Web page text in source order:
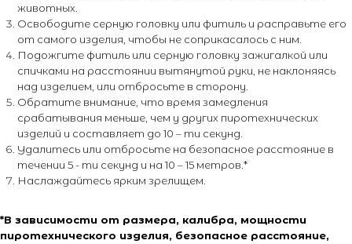
животных.
Освободите серную головку или фитиль и расправьте его
от самого изделия, чтобы не соприкасалось с ним.
Подожгите фитиль или серную головку зажигалкой или
спичками на расстоянии вытянутой руки, не наклоняясь
над изделием, или отбросьте в сторону.
Обратите внимание, что время замедления
срабатывания меньше, чем у других пиротехнических
изделий и составляет до 10 – ти секунд.
Удалитесь или отбросьте на безопасное расстояние в
течении 5 - ти секунд и на 10 – 15 метров.*
Наслаждайтесь ярким зрелищем.
*В зависимости от размера, калибра, мощности
пиротехнического изделия, безопасное расстояние,